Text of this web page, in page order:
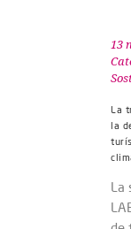
13
La
la
La